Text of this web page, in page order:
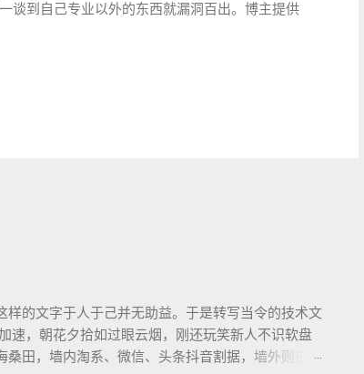
谈到自己专业以外的东西就漏洞百出。博主提供
的文字于人于己并无助益。于是转写当令的技术文
速，朝花夕拾如过眼云烟，刚还玩笑新人不识软盘
田，墙内淘系、微信、头条抖音割据，墙外则白莲